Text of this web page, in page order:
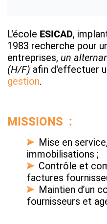
L'école ESICAD,
1983 recherche pour
entreprises, un
(H/F) afin d'effectuer
gestion.
MISSIONS :
Mise en
immobilisations ;
Contrôle et
factures
Maintien d’un
fournisseurs et